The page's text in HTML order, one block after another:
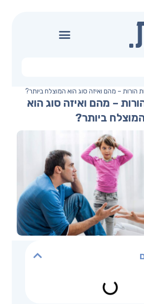
הורות – מהם ואיזה סוג הוא
ביותר?